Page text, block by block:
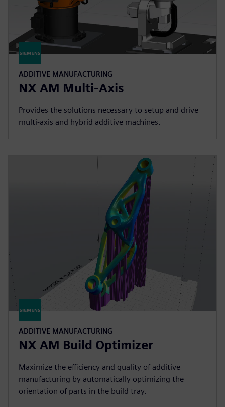
ADDITIVE MANUFACTURING
NX AM Multi-Axis
Provides the solutions necessary to setup and drive
multi-axis and hybrid additive machines.
ADDITIVE MANUFACTURING
NX AM Build Optimizer
Maximize the efficiency and quality of additive
manufacturing by automatically optimizing the
orientation of parts in the build tray.